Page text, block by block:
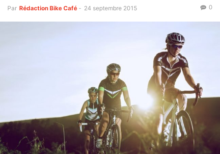
Par Rédaction Bike Café - 24 septembre 2015 0